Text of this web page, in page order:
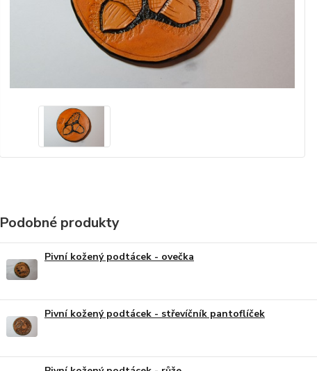
Podobné produkty
Pivní kožený podtácek - ovečka
Pivní kožený podtácek - střevíčník pantoflíček